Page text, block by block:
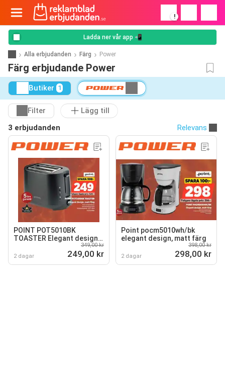
!
Ladda ner vår app 📲
Alla erbjudanden Färg Power
Färg erbjudande Power
Butiker 1
Filter
Lägg till
3 erbjudanden
Relevans
POINT POT5010BK
TOASTER Elegant design,
2 dagar
349,00 kr
249,00 kr
Point pocm5010wh/bk
elegant design, matt färg
2 dagar
398,00 kr
298,00 kr